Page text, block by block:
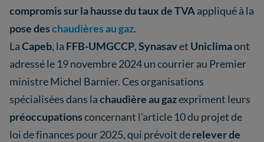
compromis sur la hausse du taux de TVA appliqué à la
pose deschaudières au gaz.
LaCapeb, la FFB-UMGCCP,Synasavet Uniclimaont
adressé le 19 novembre 2024 un courrier au Premier
ministre Michel Barnier. Ces organisations
spécialisées dans lachaudière au gazexpriment leurs
préoccupationsconcernant l'article 10 du projet de
loi de finances pour 2025, qui prévoit derelever de